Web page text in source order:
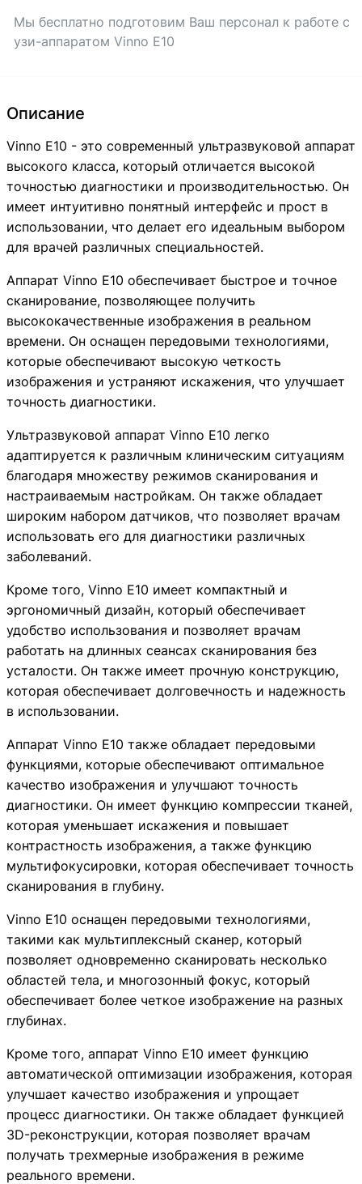
Описание
Vinno E10 - это современный ультразвуковой аппарат
высокого класса, который отличается высокой
точностью диагностики и производительностью. Он
имеет интуитивно понятный интерфейс и прост в
использовании, что делает его идеальным выбором
для врачей различных специальностей.
Аппарат Vinno E10 обеспечивает быстрое и точное
сканирование, позволяющее получить
высококачественные изображения в реальном
времени. Он оснащен передовыми технологиями,
которые обеспечивают высокую четкость
изображения и устраняют искажения, что улучшает
точность диагностики.
Ультразвуковой аппарат Vinno E10 легко
адаптируется к различным клиническим ситуациям
благодаря множеству режимов сканирования и
настраиваемым настройкам. Он также обладает
широким набором датчиков, что позволяет врачам
использовать его для диагностики различных
заболеваний.
Кроме того, Vinno E10 имеет компактный и
эргономичный дизайн, который обеспечивает
удобство использования и позволяет врачам
работать на длинных сеансах сканирования без
усталости. Он также имеет прочную конструкцию,
которая обеспечивает долговечность и надежность
в использовании.
Аппарат Vinno E10 также обладает передовыми
функциями, которые обеспечивают оптимальное
качество изображения и улучшают точность
диагностики. Он имеет функцию компрессии тканей,
которая уменьшает искажения и повышает
контрастность изображения, а также функцию
мультифокусировки, которая обеспечивает точность
сканирования в глубину.
Vinno E10 оснащен передовыми технологиями,
такими как мультиплексный сканер, который
позволяет одновременно сканировать несколько
областей тела, и многозонный фокус, который
обеспечивает более четкое изображение на разных
глубинах.
Кроме того, аппарат Vinno E10 имеет функцию
автоматической оптимизации изображения, которая
улучшает качество изображения и упрощает
процесс диагностики. Он также обладает функцией
3D-реконструкции, которая позволяет врачам
получать трехмерные изображения в режиме
реального времени.
аппарат Vinno E10
E10 - это современный ультразвуковой аппарат
Vinno E10 обеспечивает быстрое и точное
аппарат Vinno E10 легко
того, Vinno E10 имеет компактный и
Vinno E10 также обладает передовыми
E10 оснащен передовыми технологиями, такими
целом, Vinno E10 - это высокотехнологичный
000
Мы бесплатно подготовим Ваш персонал к работе с
узи-аппаратом Vinno E10